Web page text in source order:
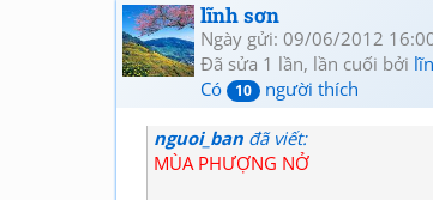
lĩnh sơn
Ngày gửi: 09/06/2012
Đã sửa 1 lần, lần cuối bởi
Có
10 người thích
nguoi_ban đã viết:
MÙA PHƯỢNG NỞ